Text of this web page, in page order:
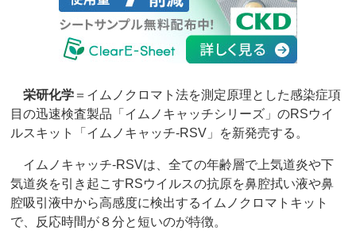
栄研化学 ＝イムノクロマト法を測定原理とした感染症項
目の迅速検査製品「イムノキャッチシリーズ」のRSウイ
ルスキット「イムノキャッチ-RSV」を新発売する。
イムノキャッチ-RSVは、全ての年齢層で上気道炎や下
気道炎を引き起こすRSウイルスの抗原を鼻腔拭い液や鼻
腔吸引液中から高感度に検出するイムノクロマトキット
で、反応時間が８分と短いのが特徴。